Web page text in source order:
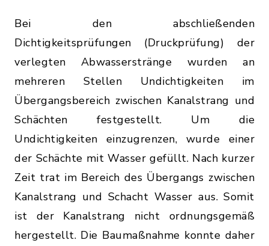
Bei den abschließenden
Dichtigkeitsprüfungen (Druckprüfung) der
verlegten Abwasserstränge wurden an
mehreren Stellen Undichtigkeiten im
Übergangsbereich zwischen Kanalstrang und
Schächten festgestellt. Um die
Undichtigkeiten einzugrenzen, wurde einer
der Schächte mit Wasser gefüllt. Nach kurzer
Zeit trat im Bereich des Übergangs zwischen
Kanalstrang und Schacht Wasser aus. Somit
ist der Kanalstrang nicht ordnungsgemäß
hergestellt. Die Baumaßnahme konnte daher